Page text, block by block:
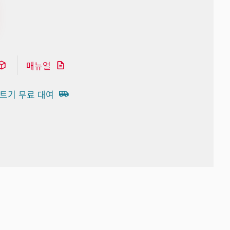
매뉴얼
기 무료 대여